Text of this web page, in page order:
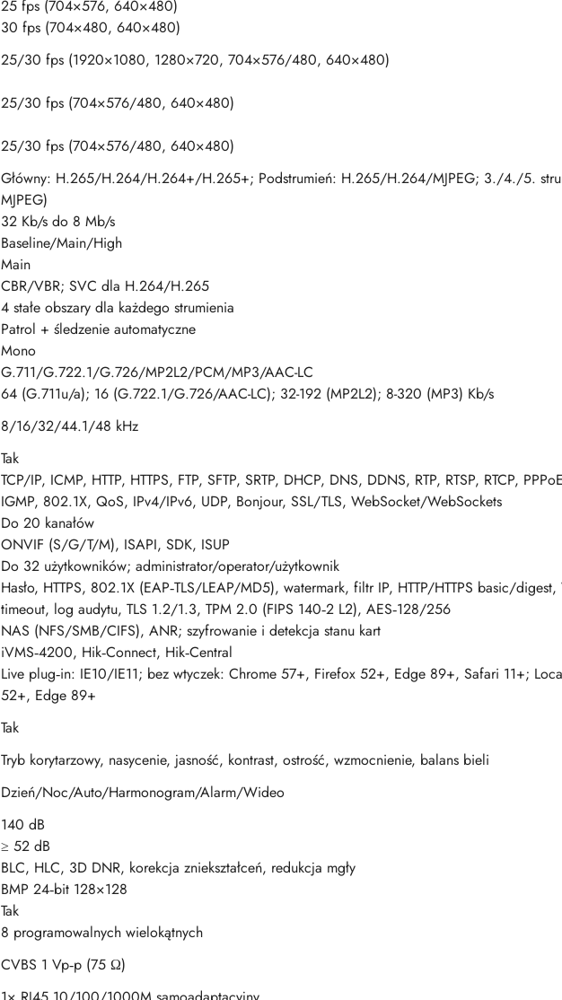
25 fps (704×576, 640×480)
30 fps (704×480, 640×480)
25/30 fps (1920×1080, 1280×720, 704×576/480, 640×480)
25/30 fps (704×576/480, 640×480)
25/30 fps (704×576/480, 640×480)
Główny: H.265/H.264/H.264+/H.265+; Podstrumień: H.265/H.264/MJPEG; 3./4./5.
MJPEG)
32 Kb/s do 8 Mb/s
Baseline/Main/High
Main
CBR/VBR; SVC dla H.264/H.265
4 stałe obszary dla każdego strumienia
Patrol + śledzenie automatyczne
Mono
G.711/G.722.1/G.726/MP2L2/PCM/MP3/AAC-LC
64 (G.711u/a); 16 (G.722.1/G.726/AAC-LC); 32-192 (MP2L2); 8-320 (MP3) Kb/s
8/16/32/44.1/48 kHz
Tak
TCP/IP, ICMP, HTTP, HTTPS, FTP, SFTP, SRTP, DHCP, DNS, DDNS, RTP, RTSP, RTCP,
IGMP, 802.1X, QoS, IPv4/IPv6, UDP, Bonjour, SSL/TLS, WebSocket/WebSockets
Do 20 kanałów
ONVIF (S/G/T/M), ISAPI, SDK, ISUP
Do 32 użytkowników; administrator/operator/użytkownik
Hasło, HTTPS, 802.1X (EAP‑TLS/LEAP/MD5), watermark, filtr IP, HTTP/HTTPS basic/digest,
timeout, log audytu, TLS 1.2/1.3, TPM 2.0 (FIPS 140‑2 L2), AES‑128/256
NAS (NFS/SMB/CIFS), ANR; szyfrowanie i detekcja stanu kart
iVMS‑4200, Hik‑Connect, Hik‑Central
Live plug‑in: IE10/IE11; bez wtyczek: Chrome 57+, Firefox 52+, Edge 89+, Safari 11+;
52+, Edge 89+
Tak
Tryb korytarzowy, nasycenie, jasność, kontrast, ostrość, wzmocnienie, balans bieli
Dzień/Noc/Auto/Harmonogram/Alarm/Wideo
140 dB
≥ 52 dB
BLC, HLC, 3D DNR, korekcja zniekształceń, redukcja mgły
BMP 24‑bit 128×128
Tak
8 programowalnych wielokątnych
CVBS 1 Vp‑p (75 Ω)